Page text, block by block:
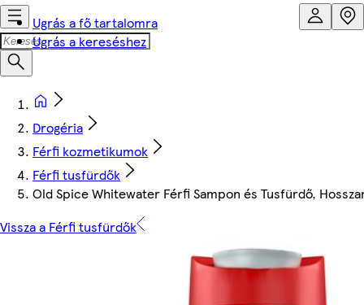
Ugrás a fő tartalomra
Ugrás a kereséshez
Drogéria
Férfi kozmetikumok
Férfi tusfürdők
Old Spice Whitewater Férfi Sampon és Tusfürdő,
Vissza a Férfi tusfürdők